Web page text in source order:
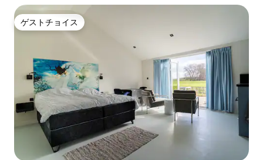
ゲストチョイス
ゲストチョイス